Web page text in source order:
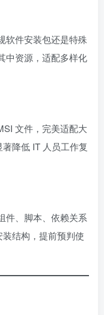
软件安装包还是特殊
中资源，适配多样化
文件，完美适配大
降低 IT 人员工作复
件、脚本、依赖关系
结构，提前预判使